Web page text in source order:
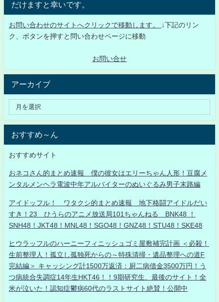
だけますと幸いです。
お問い合わせのサイトへクリックで移動します。
↓下記のリン
ク、ボタンを押すと問い合わせページに移動
お問い合せ
アーカイブ
おすすめ～ん
おすすめサイト
おネコさん的まとめ速報 僕の彼女はエリーちゃん人形！豆腐メ
ンタルメンヘラ電波中年アルバイターのぬいぐるみ男子末路編
アイドッフル！ ワタクシ的まとめ速報 地下格闘アイドルだい
すき！23 ひうらのアニメ放送局101ちゃんねる BNK48 ！
SNH48！JKT48！MNL48！SGO48！GNZ48！STU48！SKE48
ヒウラッフルのハーニーフィニッシュゴミ屋敷補完計画 ＜必殺！
生前整理人！孤立し孤独死からの～特殊清掃・遺品整理への道F
完結編＞ キャッシング計1500万返済：厨二病借金3500万円！う
つ病統合失調症14年生HKT46！！9期研究生、最後のサイト！全
米が泣いた！認知症鬱病60代のラストサイト絶賛！公開中